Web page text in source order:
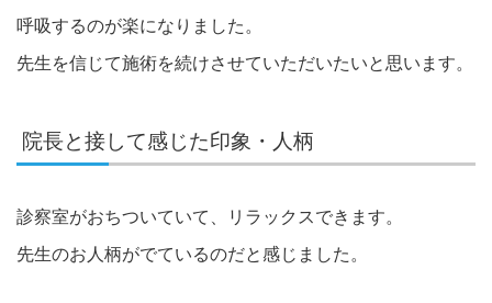
呼吸するのが楽になりました。
先生を信じて施術を続けさせていただいたいと思います。
院長と接して感じた印象・人柄
診察室がおちついていて、リラックスできます。
先生のお人柄がでているのだと感じました。